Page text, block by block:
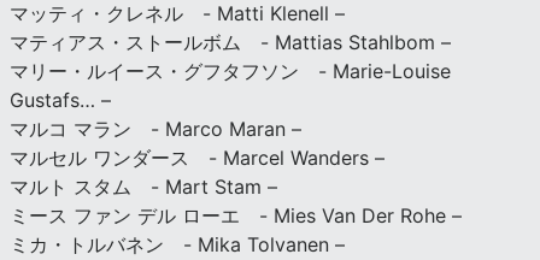
マッティ・クレネル - Matti Klenell –
マティアス・ストールボム - Mattias Stahlbom –
マリー・ルイース・グフタフソン - Marie-Louise
Gustafs… –
マルコ マラン - Marco Maran –
マルセル ワンダース - Marcel Wanders –
マルト スタム - Mart Stam –
ミース ファン デル ローエ - Mies Van Der Rohe –
ミカ・トルバネン - Mika Tolvanen –